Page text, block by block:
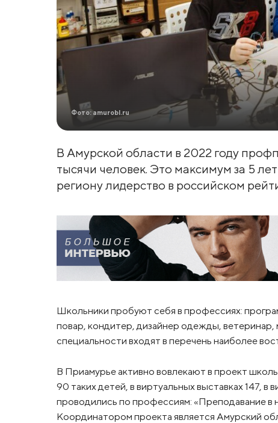
Фото: amurobl.ru
В Амурской области в 2022 году
тысячи человек. Это максимум за 5
региону лидерство в российском
Школьники пробуют себя в профессиях:
повар, кондитер, дизайнер одежды,
специальности входят в перечень наиболее
В Приамурье активно вовлекают в проект
90 таких детей, в виртуальных выставках 147,
проводились по профессиям: «Преподавание в
Координатором проекта является Амурский